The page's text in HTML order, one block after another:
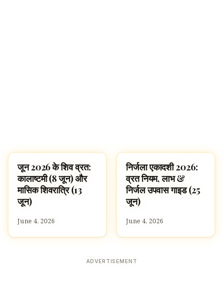
FESTIVALS
जून 2026 के शिव व्रत:
कालाष्टमी (8 जून) और
मासिक शिवरात्रि (13
जून)
June 4, 2026
FESTIVALS
निर्जला एकादशी 2026:
व्रत नियम, लाभ &
निर्जल उपवास गाइड (25
जून)
June 4, 2026
ADVERTISEMENT